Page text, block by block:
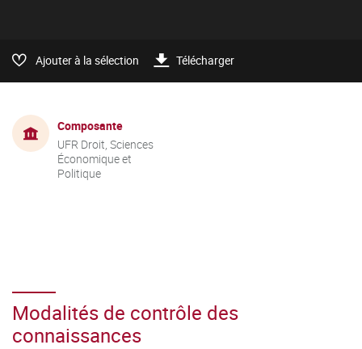
Ajouter à la sélection Télécharger
Composante
UFR Droit, Sciences
Économique et
Politique
Modalités de contrôle des
connaissances